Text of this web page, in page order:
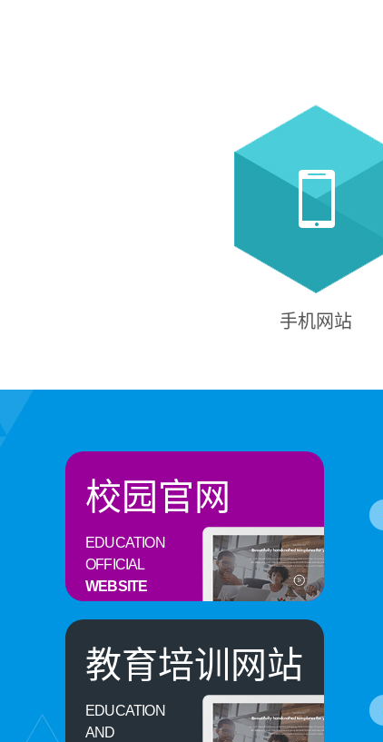
手机网站
校园官网
EDUCATION
OFFICIAL
WEBSITE
教育培训网站
EDUCATION
AND